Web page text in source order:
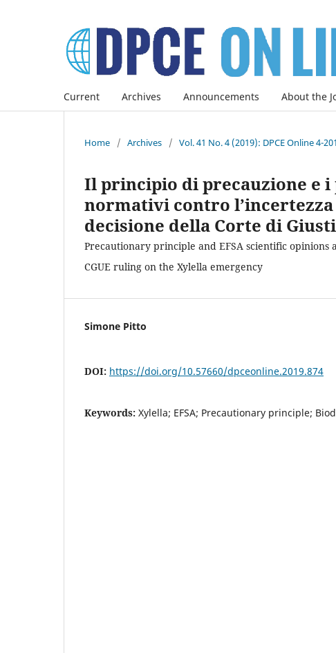
Current Archives Announcements About the
Home / Archives / Vol. 41 No. 4 (2019): DPCE Online 4-
Il principio di precauzione e i
normativi contro
decisione della Corte di
Precautionary principle and EFSA scientific
CGUE ruling on the Xylella emergency
Simone Pitto
DOI: https://doi.org/10.57660/dpceonline.2019.874
Keywords: Xylella; EFSA; Precautionary principle;